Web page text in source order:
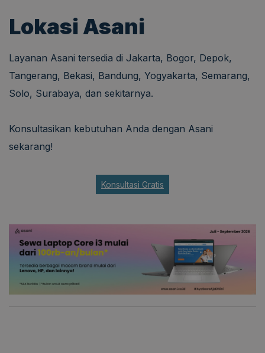
Lokasi Asani
Layanan Asani tersedia di Jakarta, Bogor, Depok,
Tangerang, Bekasi, Bandung, Yogyakarta, Semarang,
Solo, Surabaya, dan sekitarnya.
Konsultasikan kebutuhan Anda dengan Asani
sekarang!
Konsultasi Gratis